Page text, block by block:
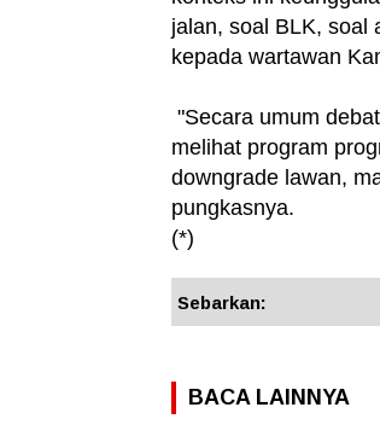
jalan, soal BLK, soal
kepada wartawan
"Secara umum
melihat program
downgrade lawan,
pungkasnya.
(*)
Sebarkan:
BACA LAINNYA